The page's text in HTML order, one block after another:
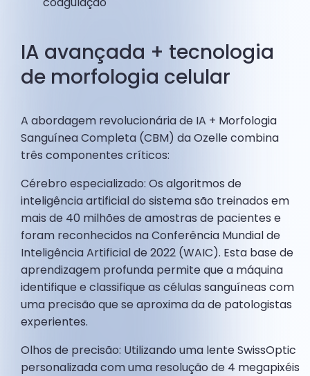
IA avançada + tecnologia
de morfologia celular
A abordagem revolucionária de IA + Morfologia
Sanguínea Completa (CBM) da Ozelle combina
três componentes críticos:
Cérebro especializado: Os algoritmos de
inteligência artificial do sistema são treinados em
mais de 40 milhões de amostras de pacientes e
foram reconhecidos na Conferência Mundial de
Inteligência Artificial de 2022 (WAIC). Esta base de
aprendizagem profunda permite que a máquina
identifique e classifique as células sanguíneas com
uma precisão que se aproxima da de patologistas
experientes.
Olhos de precisão: Utilizando uma lente SwissOptic
personalizada com uma resolução de 4 megapixéis